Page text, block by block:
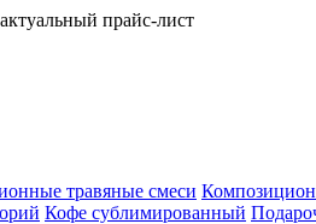
прайс-лист
травяные смеси
Кофе сублимированный